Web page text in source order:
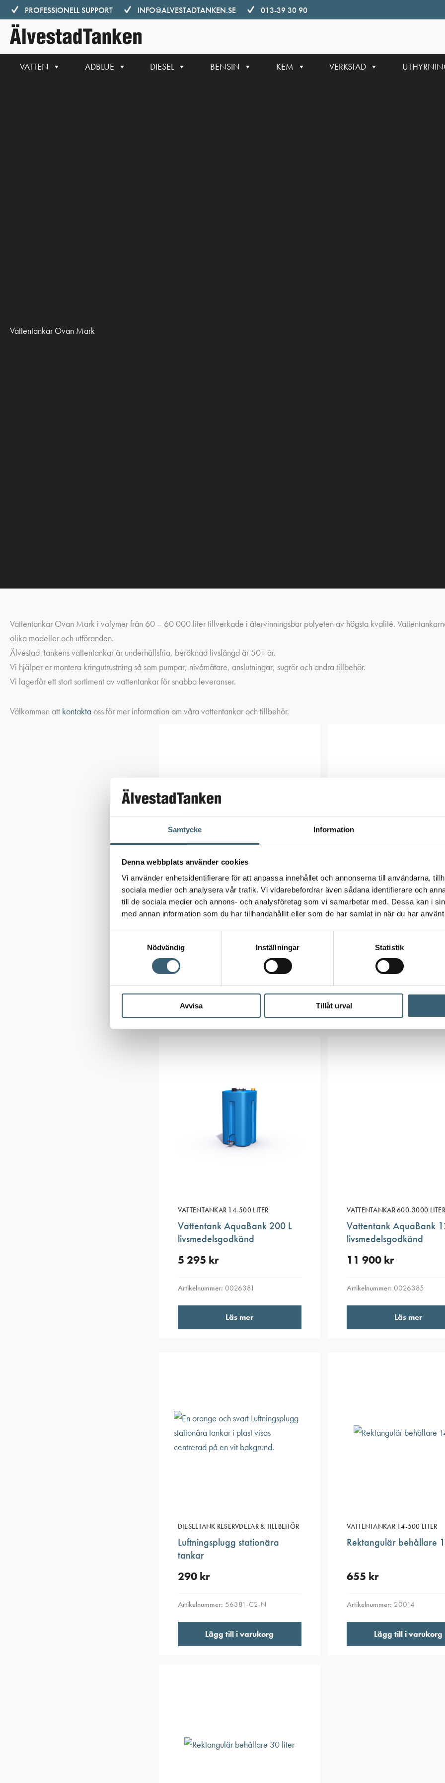
Samtycke Information
Denna webbplats använder cookies
Vi använder enhetsidentifierare för att anpassa innehållet och annonserna till användarna,
sociala medier och analysera vår trafik. Vi vidarebefordrar även sådana identifierare och
till de sociala medier och annons- och analysföretag som vi samarbetar med. Dessa kan i
med annan information som du har tillhandahållit eller som de har samlat in när du har
Nödvändig
Inställningar Statistik
Avvisa Tillåt urval
Hoppa
till
innehåll
PROFESSIONELL SUPPORT INFO@ALVESTADTANKEN.SE 013-39 30 90
VATTEN ADBLUE DIESEL BENSIN KEM VERKSTAD
Vattentankar Ovan Mark
Vattentankar Ovan Mark i volymer från 60 – 60 000 liter tillverkade i återvinningsbar polyeten av högsta kvalité.
olika modeller och utföranden.
Älvestad-Tankens vattentankar är underhållsfria, beräknad livslängd är 50+ år.
Vi hjälper er montera kringutrustning så som pumpar, nivåmätare, anslutningar, sugrör och andra tillbehör.
Vi lagerför ett stort sortiment av vattentankar för snabba leveranser.
Välkommen att kontaktaoss för mer information om våra vattentankar och tillbehör.
REGNVATTENTANKAR OVAN MARK
Aquabank Regnvattentank
Artikelnummer:
VATTENTANKAR 600-3000 LITER
Vattentank Aquabank
13 500kr
Artikelnummer:0026391
VATTENTANKAR 14-500 LITER
Vattentank AquaBank 200 L
livsmedelsgodkänd
5 295 kr
Artikelnummer: 0026381
Läs mer
VATTENTANKAR 600-3000 LITER
Vattentank AquaBank
livsmedelsgodkänd
11 900 kr
Artikelnummer: 0026385
Läs mer
DIESELTANK RESERVDELAR & TILLBEHÖR
Luftningsplugg stationära
tankar
290 kr
Artikelnummer: 56381-C2-N
Lägg till i varukorg
VATTENTANKAR 14-500 LITER
Rektangulär behållare
655 kr
Artikelnummer: 20014
Lägg till i varukorg